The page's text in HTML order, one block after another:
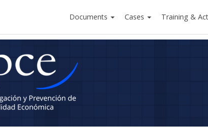
Documents Cases Training &